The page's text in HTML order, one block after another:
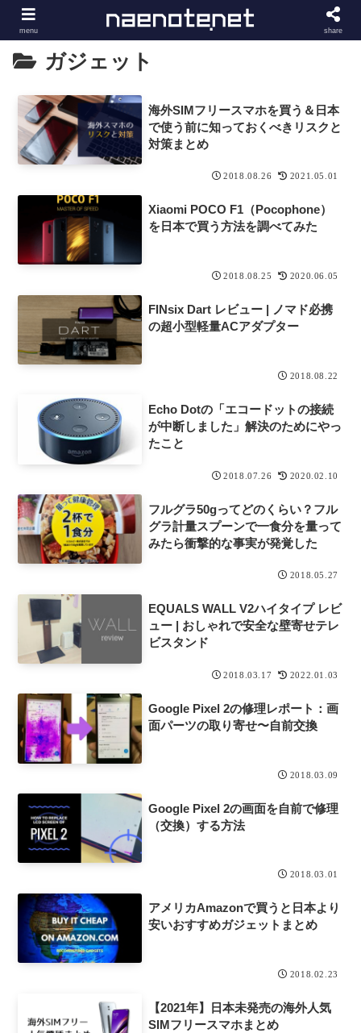
ガジェット
海外SIMフリースマホを買う＆日本
で使う前に知っておくべきリスクと
対策まとめ
2018.08.26 2021.05.01
Xiaomi POCO F1（Pocophone）
を日本で買う方法を調べてみた
2018.08.25 2020.06.05
FINsix Dart レビュー | ノマド必携
の超小型軽量ACアダプター
2018.08.22
Echo Dotの「エコードットの接続
が中断しました」解決のためにやっ
たこと
2018.07.26 2020.02.10
フルグラ50gってどのくらい？フル
グラ計量スプーンで一食分を量って
みたら衝撃的な事実が発覚した
2018.05.27
EQUALS WALL V2ハイタイプ レビ
ュー | おしゃれで安全な壁寄せテレ
ビスタンド
2018.03.17 2022.01.03
Google Pixel 2の修理レポート：画
面パーツの取り寄せ〜自前交換
2018.03.09
Google Pixel 2の画面を自前で修理
（交換）する方法
2018.03.01
アメリカAmazonで買うと日本より
安いおすすめガジェットまとめ
2018.02.23
【2021年】日本未発売の海外人気
SIMフリースマホまとめ
menu share